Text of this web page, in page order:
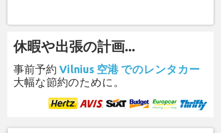
休暇や出張の計画...
事前予約 Vilnius 空港 でのレンタカー
大幅な節約のために。